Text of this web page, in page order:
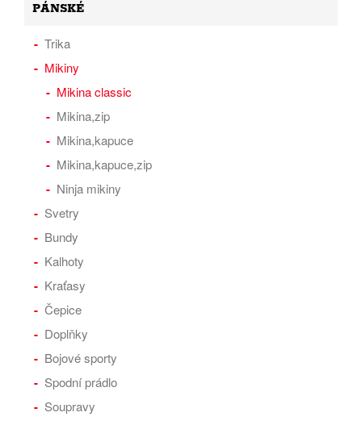
PÁNSKÉ
Trika
Mikiny
Mikina classic
Mikina,zip
Mikina,kapuce
Mikina,kapuce,zip
Ninja mikiny
Svetry
Bundy
Kalhoty
Kraťasy
Čepice
Doplňky
Bojové sporty
Spodní prádlo
Soupravy